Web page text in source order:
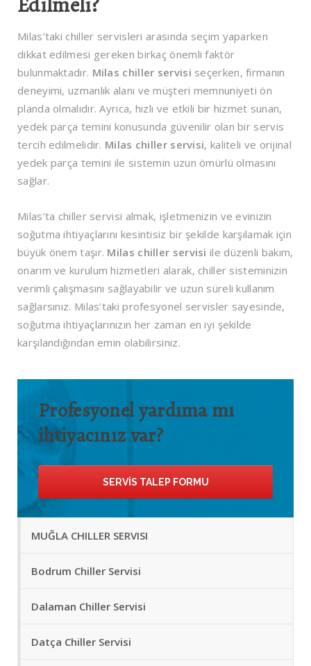
Milas’taki chiller servisleri arasında seçim yaparken
dikkat edilmesi gereken birkaç önemli faktör
bulunmaktadır. Milas chiller servisi seçerken, firmanın
deneyimi, uzmanlık alanı ve müşteri memnuniyeti ön
planda olmalıdır. Ayrıca, hızlı ve etkili bir hizmet sunan,
yedek parça temini konusunda güvenilir olan bir servis
tercih edilmelidir. Milas chiller servisi, kaliteli ve orijinal
yedek parça temini ile sistemin uzun ömürlü olmasını
sağlar.
Milas’ta chiller servisi almak, işletmenizin ve evinizin
soğutma ihtiyaçlarını kesintisiz bir şekilde karşılamak için
büyük önem taşır. Milas chiller servisi ile düzenli bakım,
onarım ve kurulum hizmetleri alarak, chiller sisteminizin
verimli çalışmasını sağlayabilir ve uzun süreli kullanım
sağlarsınız. Milas’taki profesyonel servisler sayesinde,
soğutma ihtiyaçlarınızın her zaman en iyi şekilde
karşılandığından emin olabilirsiniz.
Profesyonel yardıma mı
ihtiyacınız var?
SERVIS TALEP FORMU
MUĞLA CHILLER SERVISI
Bodrum Chiller Servisi
Dalaman Chiller Servisi
Datça Chiller Servisi